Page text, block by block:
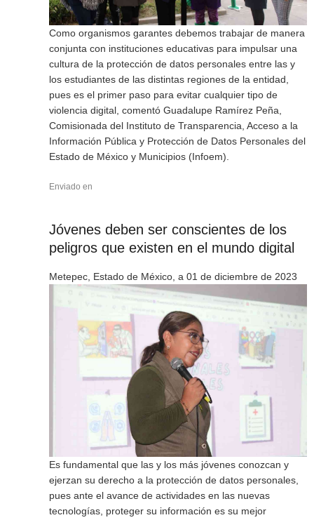
Como organismos garantes debemos trabajar de manera
conjunta con instituciones educativas para impulsar una
cultura de la protección de datos personales entre las y
los estudiantes de las distintas regiones de la entidad,
pues es el primer paso para evitar cualquier tipo de
violencia digital, comentó Guadalupe Ramírez Peña,
Comisionada del Instituto de Transparencia, Acceso a la
Información Pública y Protección de Datos Personales del
Estado de México y Municipios (Infoem).
Enviado en
Jóvenes deben ser conscientes de los
peligros que existen en el mundo digital
Metepec, Estado de México, a 01 de diciembre de 2023
Es fundamental que las y los más jóvenes conozcan y
ejerzan su derecho a la protección de datos personales,
pues ante el avance de actividades en las nuevas
tecnologías, proteger su información es su mejor